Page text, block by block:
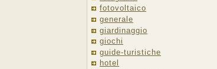
fotovoltaico
generale
giardinaggio
giochi
guide-turistiche
hotel